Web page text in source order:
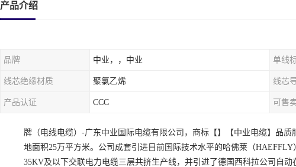
产品介绍
品牌 中业，，中业 单线
线芯绝缘材质 聚氯乙烯 线芯
产品认证 CCC 可售
牌（电线电缆）-广东中业国际电缆有限公司，商标【】【中业电缆】品
地面积25万平方米。公司成套引进目前国际技术水平的哈佛莱（
35KV及以下交联电力电缆三层共挤生产线，并引进了德国西科拉公司自